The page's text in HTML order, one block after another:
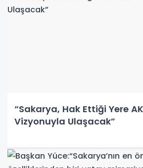
“Sakarya, Hak Ettiği Yere
Vizyonuyla Ulaşacak”